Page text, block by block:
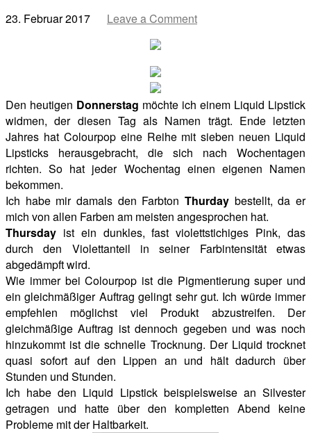
23. Februar 2017 Leave a Comment
Den heutigen Donnerstag möchte ich einem Liquid Lipstick
widmen, der diesen Tag als Namen trägt. Ende letzten
Jahres hat Colourpop eine Reihe mit sieben neuen Liquid
Lipsticks herausgebracht, die sich nach Wochentagen
richten. So hat jeder Wochentag einen eigenen Namen
bekommen.
Ich habe mir damals den Farbton Thurday bestellt, da er
mich von allen Farben am meisten angesprochen hat.
Thursday ist ein dunkles, fast violettstichiges Pink, das
durch den Violettanteil in seiner Farbintensität etwas
abgedämpft wird.
Wie immer bei Colourpop ist die Pigmentierung super und
ein gleichmäßiger Auftrag gelingt sehr gut. Ich würde immer
empfehlen möglichst viel Produkt abzustreifen. Der
gleichmäßige Auftrag ist dennoch gegeben und was noch
hinzukommt ist die schnelle Trocknung. Der Liquid trocknet
quasi sofort auf den Lippen an und hält dadurch über
Stunden und Stunden.
Ich habe den Liquid Lipstick beispielsweise an Silvester
getragen und hatte über den kompletten Abend keine
Probleme mit der Haltbarkeit.